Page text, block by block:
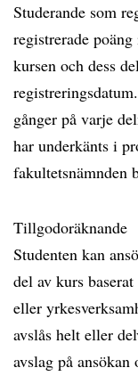
Studerande som
registrerade
kursen och dess
gånger på varje
har underkänts i
fakultetsnämnden
Tillgodoräknande
Studenten kan
del av kurs
eller
avslås helt eller
avslag på